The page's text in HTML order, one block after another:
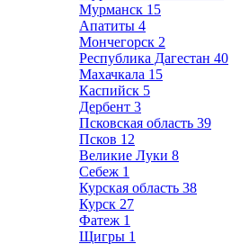
Мурманск 15
Апатиты 4
Мончегорск 2
Республика Дагестан 40
Махачкала 15
Каспийск 5
Дербент 3
Псковская область 39
Псков 12
Великие Луки 8
Себеж 1
Курская область 38
Курск 27
Фатеж 1
Щигры 1